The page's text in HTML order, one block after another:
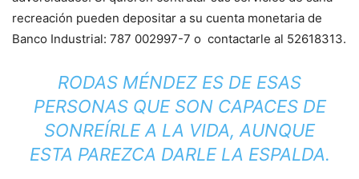
recreación pueden depositar a su cuenta monetaria de
Banco Industrial: 787 002997-7 o contactarle al 52618313.
RODAS MÉNDEZ ES DE ESAS
PERSONAS QUE SON CAPACES DE
SONREÍRLE A LA VIDA, AUNQUE
ESTA PAREZCA DARLE LA ESPALDA.